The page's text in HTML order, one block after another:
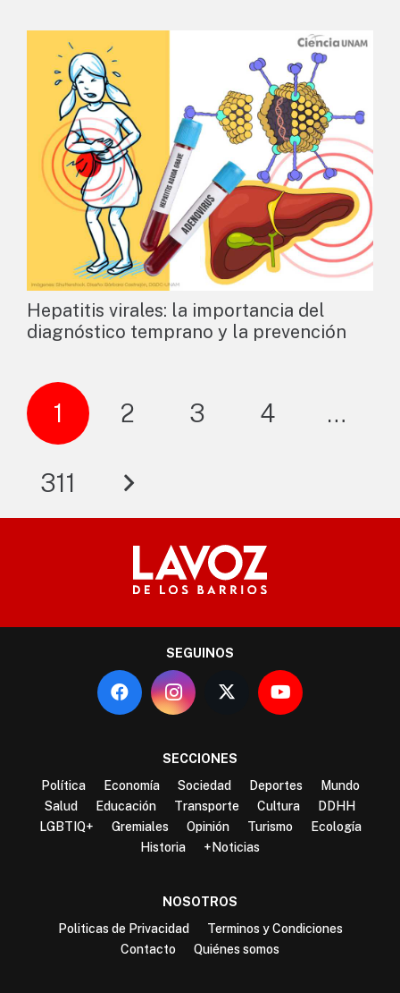
Hepatitis virales: la importancia del
diagnóstico temprano y la prevención
1 2 3 4 …
311
SEGUINOS
SECCIONES
Política
Economía Sociedad Deportes
Mundo
Salud
Educación Transporte Cultura
DDHH
LGBTIQ+
Gremiales Opinión Turismo
Ecología
Historia
+Noticias
NOSOTROS
Politicas de Privacidad
Terminos y Condiciones
Contacto
Quiénes somos